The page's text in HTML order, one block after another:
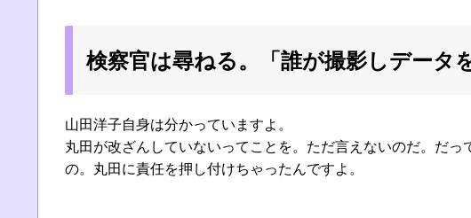
検察官は尋ねる。「誰が撮影しデータ
山田洋子自身は分かっていますよ。
丸田が改ざんしていないってことを。ただ言えないのだ。だ
の。丸田に責任を押し付けちゃったんですよ。